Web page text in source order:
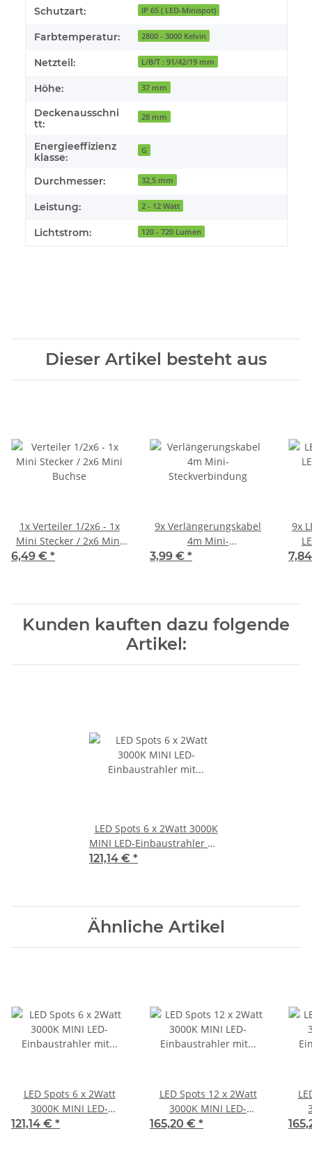
Schutzart: IP 65 ( LED-Minispot)
Farbtemperatur: 2800 - 3000 Kelvin
Netzteil: L/B/T : 91/42/19 mm
Höhe: 37 mm
Deckenausschni
tt:
28 mm
Energieeffizienz
klasse:
G
Durchmesser: 32,5 mm
Leistung: 2 - 12 Watt
Lichtstrom: 120 - 720 Lumen
Dieser Artikel besteht aus
1x Verteiler 1/2x6 - 1x
Mini Stecker / 2x6 Mini
Buchse
6,49 € *
9x Verlängerungskabel
4m Mini-
Steckverbindung
3,99 € *
9x
Kunden kauften dazu folgende
Artikel:
LED Spots 6 x 2Watt 3000K
MINI LED-Einbaustrahler mit
Wifi Controller Dimmbar
121,14 € *
Ähnliche Artikel
LED Spots 6 x 2Watt
3000K MINI LED-
Einbaustrahler mit Wifi
121,14 € *
LED Spots 12 x 2Watt
3000K MINI LED-
Einbaustrahler mit Wifi
165,20 € *